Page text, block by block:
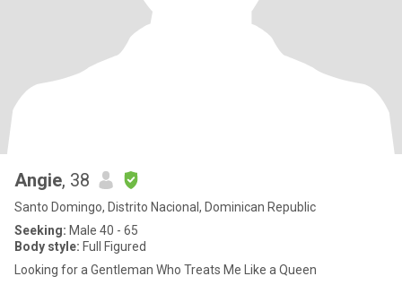
Angie, 38
Santo Domingo, Distrito Nacional, Dominican Republic
Seeking: Male 40 - 65
Body style: Full Figured
Looking for a Gentleman Who Treats Me Like a Queen